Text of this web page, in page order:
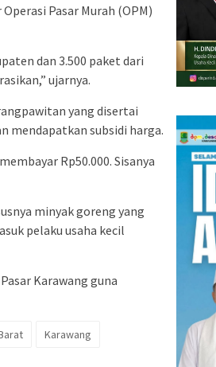
Pasar Murah (OPM)
dan 3.500 paket dari
ujarnya.
yang disertai
mendapatkan subsidi harga.
Rp50.000. Sisanya
minyak goreng yang
pelaku usaha kecil
Karawang guna
Karawang